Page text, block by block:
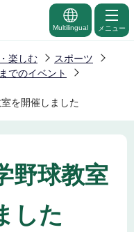
Multilingual メニュー
楽しむ
スポーツ
でのイベント
を開催しました
野球教室
した